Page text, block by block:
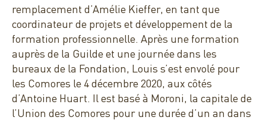
remplacement d’Amélie Kieffer, en tant que
coordinateur de projets et développement de la
formation professionnelle. Après une formation
auprès de la Guilde et une journée dans les
bureaux de la Fondation, Louis s’est envolé pour
les Comores le 4 décembre 2020, aux côtés
d’Antoine Huart. Il est basé à Moroni, la capitale de
l’Union des Comores pour une durée d’un an dans